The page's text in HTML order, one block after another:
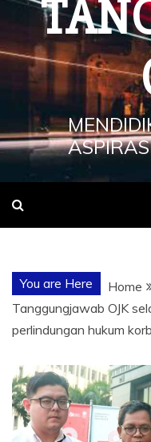
You are Here Home
Tanggungjawab OJK
perlindungan hukum